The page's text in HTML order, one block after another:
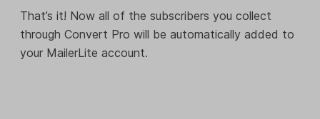
That’s it! Now all of the subscribers you collect
through Convert Pro will be automatically added to
your MailerLite account.